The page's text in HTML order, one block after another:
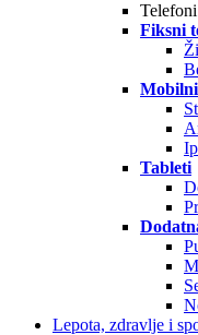
Fiksni
Tableti
Lepota, zdravlje i